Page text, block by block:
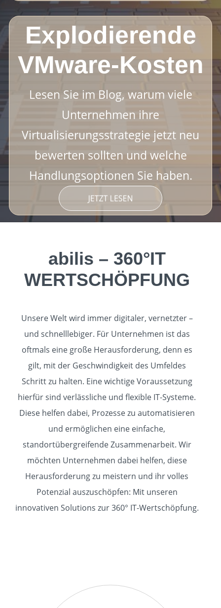
ABOUT
KUNDEN
EVENTS
KNOWLEDGE
KONTAKT
Explodierende
VMware-Kosten
Lesen Sie im Blog, warum viele
Unternehmen ihre
Virtualisierungsstrategie jetzt neu
bewerten sollten und welche
Handlungsoptionen Sie haben.
abilis – 360°IT
WERTSCHÖPFUNG
Unsere Welt wird immer digitaler, vernetzter –
und schnelllebiger. Für Unternehmen ist das
oftmals eine große Herausforderung, denn es
gilt, mit der Geschwindigkeit des Umfeldes
Schritt zu halten. Eine wichtige Voraussetzung
hierfür sind verlässliche und flexible IT-Systeme.
Diese helfen dabei, Prozesse zu automatisieren
und ermöglichen eine einfache,
standortübergreifende Zusammenarbeit. Wir
möchten Unternehmen dabei helfen, diese
Herausforderung zu meistern und ihr volles
Potenzial auszuschöpfen: Mit unseren
innovativen Solutions zur 360° IT-Wertschöpfung.